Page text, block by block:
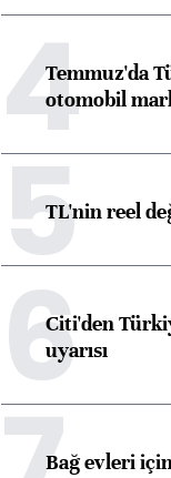
4Temmuz'da
otomobil
5TL'nin reel
6Citi'den
uyarısı
Bağ evleri